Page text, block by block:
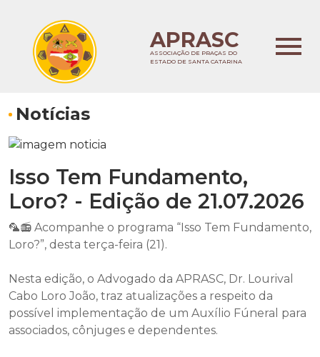
APRASC
ASSOCIAÇÃO DE PRAÇAS DO
ESTADO DE SANTA CATARINA
Notícias
Isso Tem Fundamento,
Loro? - Edição de 21.07.2026
🦜📻 Acompanhe o programa “Isso Tem Fundamento,
Loro?”, desta terça-feira (21).
Nesta edição, o Advogado da APRASC, Dr. Lourival
Cabo Loro João, traz atualizações a respeito da
possível implementação de um Auxílio Fúneral para
associados, cônjuges e dependentes.